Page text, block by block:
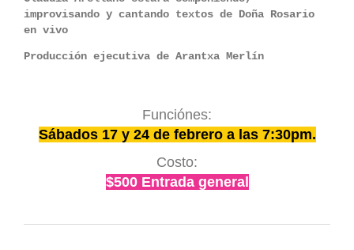
improvisando y cantando textos de Doña Rosario
en vivo
Producción ejecutiva de Arantxa Merlín
Funciónes:
Sábados 17 y 24 de febrero a las 7:30pm.
Costo:
$500 Entrada general